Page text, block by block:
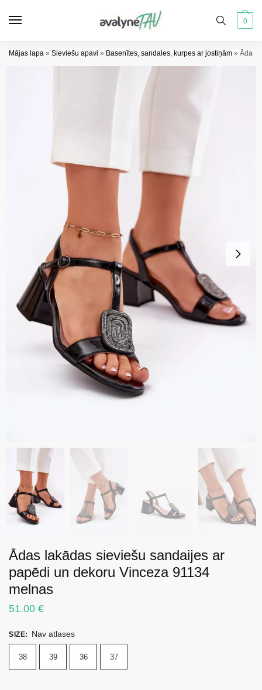
0
Mājas lapa » Sieviešu apavi » Basenītes, sandales, kurpes ar jostiņām » Ādas
Ādas lakādas sieviešu sandaĳes ar
papēdi un dekoru Vinceza 91134
melnas
51.00 €
SIZE: Nav atlases
38 39 36 37